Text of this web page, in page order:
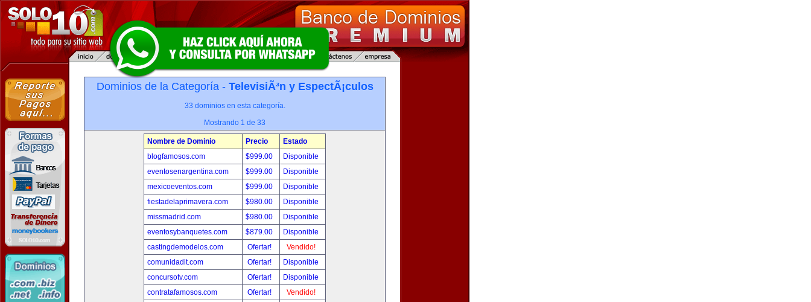
Dominios de la Categoría - TelevisiÃ³n y EspectÃ¡culos
33 dominios en esta categoría.
Mostrando 1 de 33
Nombre de Dominio Precio
Estado
blogfamosos.com
$999.00
Disponible
eventosenargentina.com
$999.00
Disponible
mexicoeventos.com
$999.00
Disponible
fiestadelaprimavera.com
$980.00
Disponible
missmadrid.com
$980.00
Disponible
eventosybanquetes.com
$879.00
Disponible
castingdemodelos.com
Ofertar!
Vendido!
comunidadit.com
Ofertar!
Disponible
concursotv.com
Ofertar!
Disponible
contratafamosos.com
Ofertar!
Vendido!